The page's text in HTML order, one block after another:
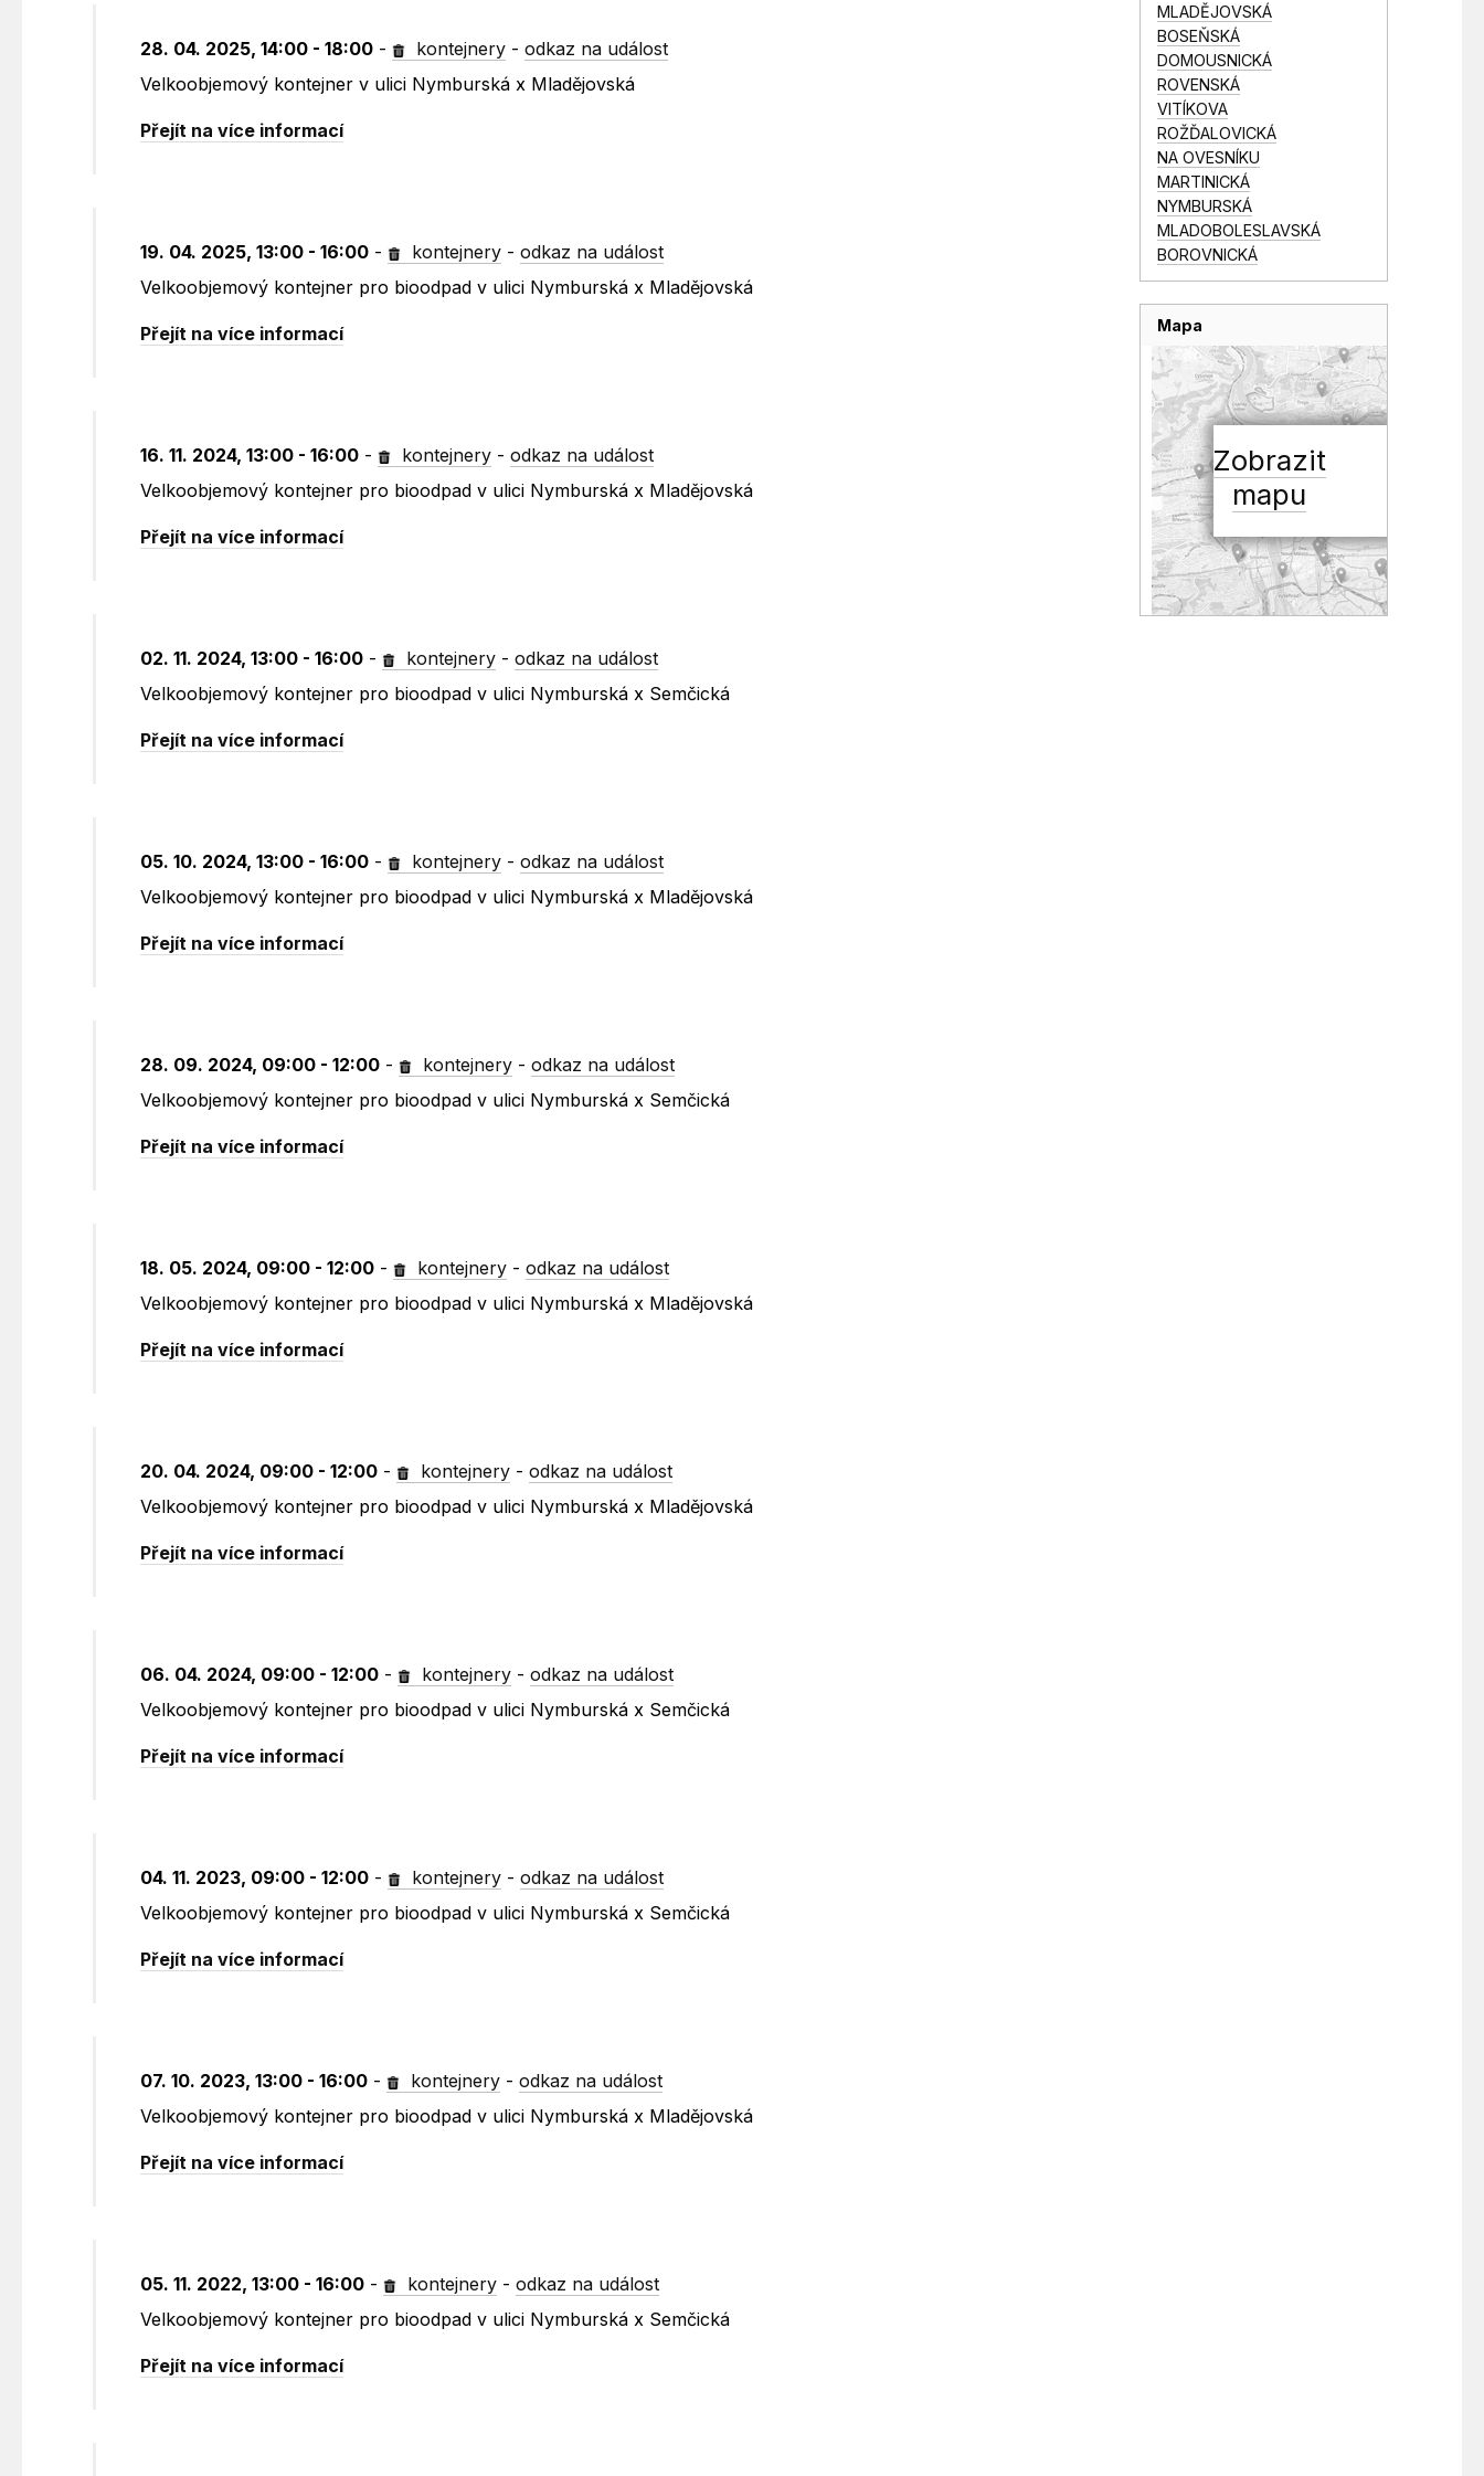
28. 04. 2025, 14:00 - 18:00 - kontejnery -odkaz na událost
Velkoobjemový kontejner v ulici Nymburská x Mladějovská
Přejít na více informací
19. 04. 2025, 13:00 - 16:00 - kontejnery -odkaz na událost
Velkoobjemový kontejner pro bioodpad v ulici Nymburská x Mladějovská
Přejít na více informací
16. 11. 2024, 13:00 - 16:00 - kontejnery -odkaz na událost
Velkoobjemový kontejner pro bioodpad v ulici Nymburská x Mladějovská
Přejít na více informací
02. 11. 2024, 13:00 - 16:00 - kontejnery -odkaz na událost
Velkoobjemový kontejner pro bioodpad v ulici Nymburská x Semčická
Přejít na více informací
05. 10. 2024, 13:00 - 16:00 - kontejnery -odkaz na událost
Velkoobjemový kontejner pro bioodpad v ulici Nymburská x Mladějovská
Přejít na více informací
28. 09. 2024, 09:00 - 12:00 - kontejnery -odkaz na událost
Velkoobjemový kontejner pro bioodpad v ulici Nymburská x Semčická
Přejít na více informací
18. 05. 2024, 09:00 - 12:00 - kontejnery -odkaz na událost
Velkoobjemový kontejner pro bioodpad v ulici Nymburská x Mladějovská
Přejít na více informací
20. 04. 2024, 09:00 - 12:00 - kontejnery -odkaz na událost
Velkoobjemový kontejner pro bioodpad v ulici Nymburská x Mladějovská
Přejít na více informací
06. 04. 2024, 09:00 - 12:00 - kontejnery -odkaz na událost
Velkoobjemový kontejner pro bioodpad v ulici Nymburská x Semčická
Přejít na více informací
04. 11. 2023, 09:00 - 12:00 - kontejnery -odkaz na událost
Velkoobjemový kontejner pro bioodpad v ulici Nymburská x Semčická
Přejít na více informací
07. 10. 2023, 13:00 - 16:00 - kontejnery -odkaz na událost
Velkoobjemový kontejner pro bioodpad v ulici Nymburská x Mladějovská
Přejít na více informací
05. 11. 2022, 13:00 - 16:00 - kontejnery -odkaz na událost
Velkoobjemový kontejner pro bioodpad v ulici Nymburská x Semčická
Přejít na více informací
MLADĚJOVSKÁ
BOSEŇSKÁ
DOMOUSNICKÁ
ROVENSKÁ
VITÍKOVA
ROŽĎALOVICKÁ
NA OVESNÍKU
MARTINICKÁ
NYMBURSKÁ
MLADOBOLESLAVSKÁ
BOROVNICKÁ
Mapa
Zobrazit
mapu